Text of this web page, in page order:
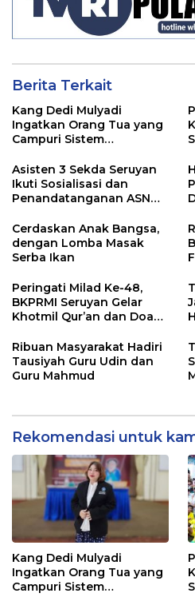
Berita Terkait
Kang Dedi Mulyadi
Ingatkan Orang Tua yang
Campuri Sistem
Antara Hak, Batas, dan
Etika Hukum Pendidikan
Asisten 3 Sekda Seruyan
Ikuti Sosialisasi dan
Penandatanganan ASN
Cerdaskan Anak Bangsa,
dengan Lomba Masak
Serba Ikan
Peringati Milad Ke-48,
BKPRMI Seruyan Gelar
Khotmil Qur’an dan Doa
Ribuan Masyarakat Hadiri
Tausiyah Guru Udin dan
Guru Mahmud
Rekomendasi untuk
Kang Dedi Mulyadi
Ingatkan Orang Tua yang
Campuri Sistem